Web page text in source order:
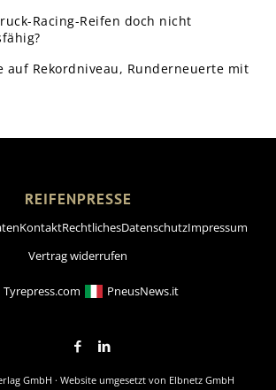
Racing-Reifen doch nicht
auf Rekordniveau, Runderneuerte mit
REIFENPRESSE
KontaktRechtlichesDatenschutzImpressum
Vertrag widerrufen
Tyrepress.com PneusNews.it
GmbH · Website umgesetzt von Elbnetz GmbH